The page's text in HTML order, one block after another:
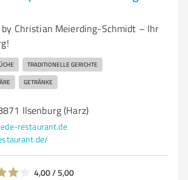
by Christian Meierding-Schmidt – Ihr
TRADITIONELLE GERICHTE
GETRÄNKE
Ilsenburg (Harz)
restaurant.de
4,00 / 5,00